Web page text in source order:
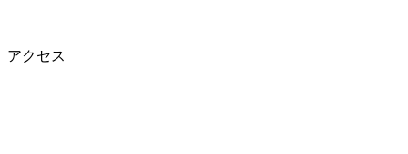
アクセス